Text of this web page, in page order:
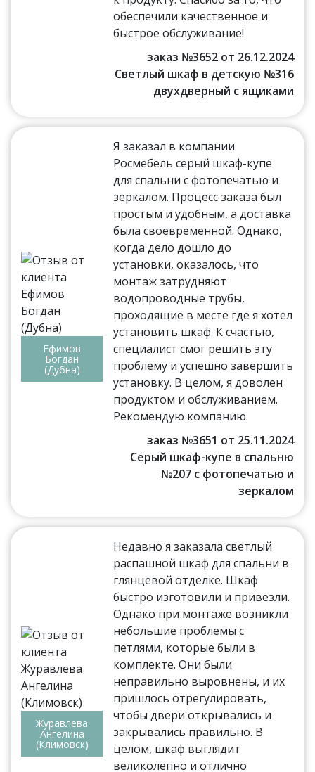
обеспечили качественное и
быстрое обслуживание!
заказ №3652 от 26.12.2024
Светлый шкаф в детскую №316
двухдверный с ящиками
Ефимов
Богдан
(Дубна)
Я заказал в компании
Росмебель серый шкаф-купе
для спальни с фотопечатью и
зеркалом. Процесс заказа был
простым и удобным, а доставка
была своевременной. Однако,
когда дело дошло до
установки, оказалось, что
монтаж затрудняют
водопроводные трубы,
проходящие в месте где я хотел
установить шкаф. К счастью,
специалист смог решить эту
проблему и успешно завершить
установку. В целом, я доволен
продуктом и обслуживанием.
Рекомендую компанию.
заказ №3651 от 25.11.2024
Серый шкаф-купе в спальню
№207 с фотопечатью и
зеркалом
Журавлева
Ангелина
(Климовск)
Недавно я заказала светлый
распашной шкаф для спальни в
глянцевой отделке. Шкаф
быстро изготовили и привезли.
Однако при монтаже возникли
небольшие проблемы с
петлями, которые были в
комплекте. Они были
неправильно выровнены, и их
пришлось отрегулировать,
чтобы двери открывались и
закрывались правильно. В
целом, шкаф выглядит
великолепно и отлично